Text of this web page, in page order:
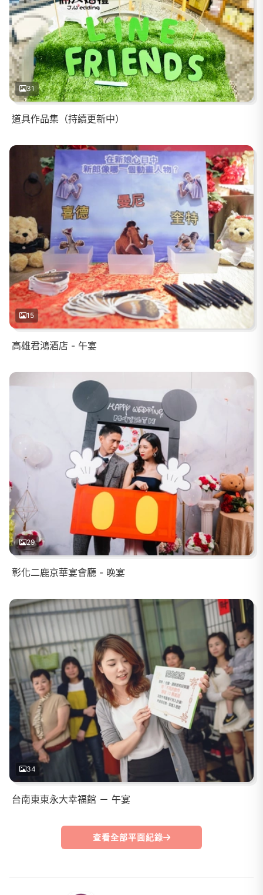
31
道具作品集（持續更新中）
15
高雄君鴻酒店 - 午宴
29
彰化二鹿京華宴會廳 - 晚宴
34
台南東東永大幸福館 － 午宴
查看全部平面紀錄